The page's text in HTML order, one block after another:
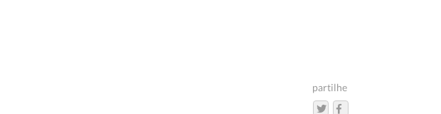
partilhe